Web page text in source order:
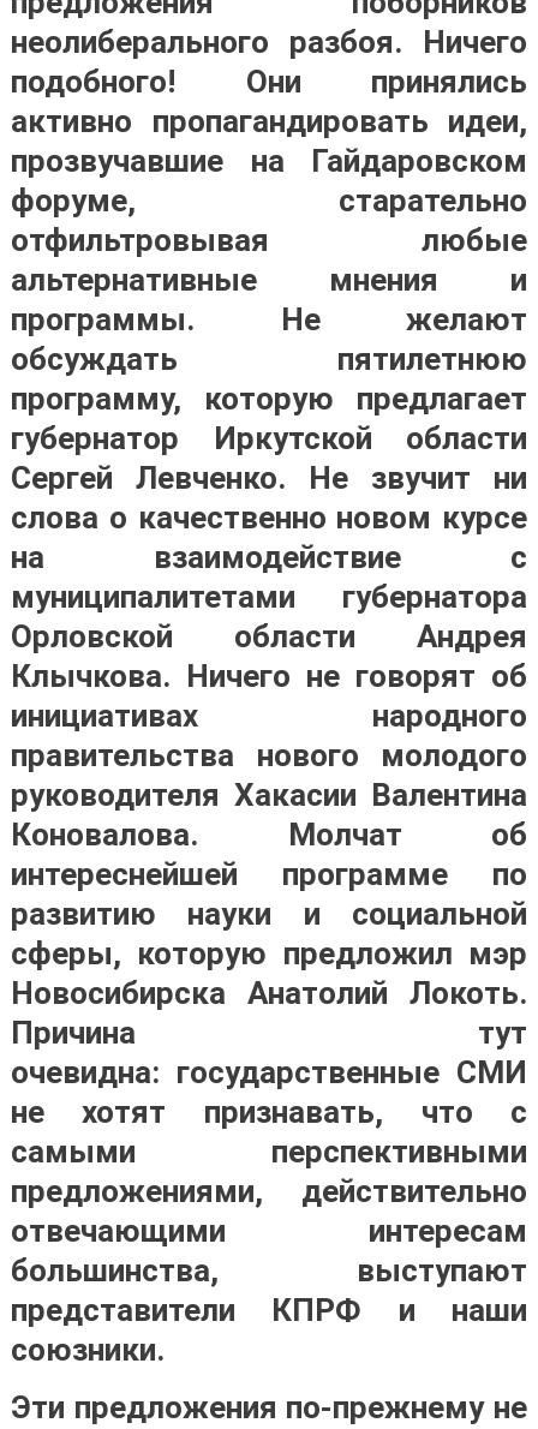
неолиберального разбоя. Ничего
подобного! Они принялись
активно пропагандировать идеи,
прозвучавшие на Гайдаровском
форуме, старательно
отфильтровывая любые
альтернативные мнения и
программы. Не желают
обсуждать пятилетнюю
программу, которую предлагает
губернатор Иркутской области
Сергей Левченко. Не звучит ни
слова о качественно новом курсе
на взаимодействие с
муниципалитетами губернатора
Орловской области Андрея
Клычкова. Ничего не говорят об
инициативах народного
правительства нового молодого
руководителя Хакасии Валентина
Коновалова. Молчат об
интереснейшей программе по
развитию науки и социальной
сферы, которую предложил мэр
Новосибирска Анатолий Локоть.
Причина тут
очевидна: государственные СМИ
не хотят признавать, что с
самыми перспективными
предложениями, действительно
отвечающими интересам
большинства, выступают
представители КПРФ и наши
союзники.
Эти предложения по-прежнему не